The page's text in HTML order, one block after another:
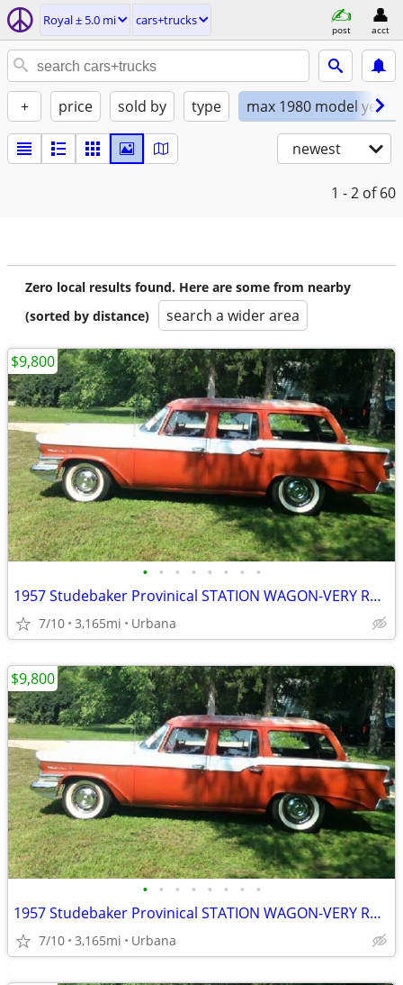
Royal ± 5.0 mi cars+trucks
post acct
+ price sold by type max 1980 model year
newest
1 - 2 of 60
Zero local results found. Here are some from nearby
(sorted by distance)
search a wider area
• • • • • • • •
1957 Studebaker Provinical STATION WAGON-VERY RARE!
7/10 3,165mi Urbana
$9,800
• • • • • • • •
1957 Studebaker Provinical STATION WAGON-VERY RARE!
7/10 3,165mi Urbana
$9,800